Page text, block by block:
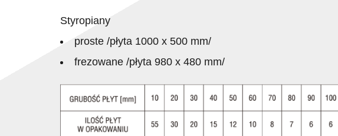
Styropiany
proste /płyta 1000 x 500 mm/
frezowane /płyta 980 x 480 mm/